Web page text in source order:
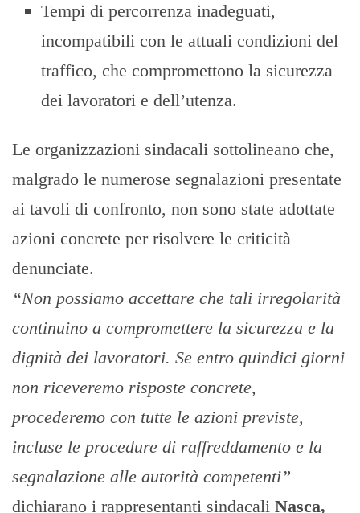
Tempi di percorrenza inadeguati,
incompatibili con le attuali condizioni del
traffico, che compromettono la sicurezza
dei lavoratori e dell’utenza.
Le organizzazioni sindacali sottolineano che,
malgrado le numerose segnalazioni presentate
ai tavoli di confronto, non sono state adottate
azioni concrete per risolvere le criticità
denunciate.
“Non possiamo accettare che tali irregolarità
continuino a compromettere la sicurezza e la
dignità dei lavoratori. Se entro quindici giorni
non riceveremo risposte concrete,
procederemo con tutte le azioni previste,
incluse le procedure di raffreddamento e la
segnalazione alle autorità competenti”
dichiarano i rappresentanti sindacali Nasca,